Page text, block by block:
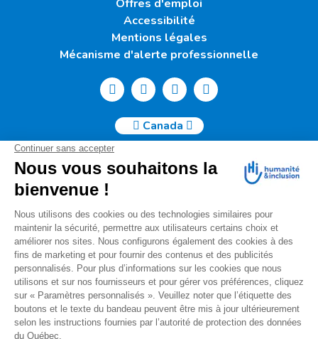
Offres d'emploi
Accessibilité
Mentions légales
Mécanisme d'alerte professionnelle
Canada
Humanité & Inclusion Canada | 50, Sainte-Catherine Ouest -
Suite 500b | H2X 3V4 Montréal
info@canada.hi.org
Tél. : (514) 908-2813
No de charité : 88914 7401 RR0001